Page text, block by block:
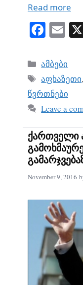
Read more
Fa
bo
ok
E
ail
Categories
ამბები
Tags
აფხაზეთი
წვრთნები
Leave a
ქართველი
November 9, 2016